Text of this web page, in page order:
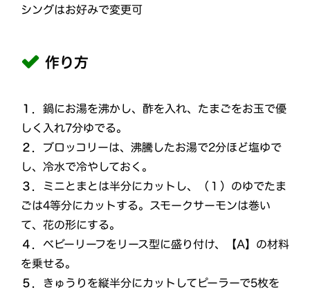
シングはお好みで変更可
作り方
１．鍋にお湯を沸かし、酢を入れ、たまごをお玉で優
しく入れ7分ゆでる。
２． ブロッコリーは、沸騰したお湯で2分ほど塩ゆで
し、冷水で冷やしておく。
３． ミニとまとは半分にカットし、（１）のゆでたま
ごは4等分にカットする。スモークサーモンは巻い
て、花の形にする。
４． ベビーリーフをリース型に盛り付け、【A】の材料
を乗せる。
５． きゅうりを縦半分にカットしてピーラーで5枚を